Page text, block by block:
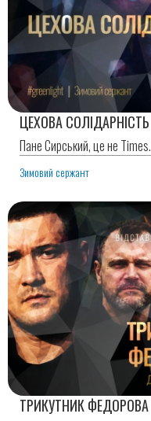
ЦЕХОВА СОЛІДАРНІСТЬ
Пане Сирський, це не Times.
Зимовий сержант
ТРИКУТНИК ФЕДОРОВА